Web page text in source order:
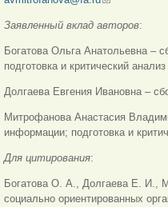
Заявленный вклад авторов:
Богатова Ольга Анатольевна –
подготовка и критический анализ
Долгаева Евгения Ивановна –
Митрофанова Анастасия
информации; подготовка и
Для цитирования:
Богатова О. А., Долгаева Е. И.,
социально ориентированных